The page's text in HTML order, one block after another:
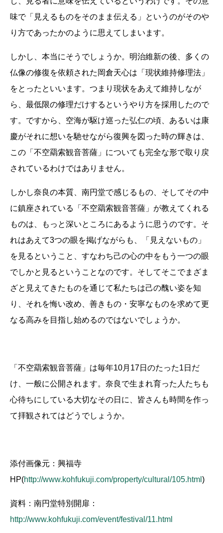
味で「見えるものをそのまま伝える」というのがそのや
り方であったかのように思えてしまいます。
しかし、本当にそうでしょうか。明治維新の後、多くの
仏像の修復を依頼された岡倉天心は「現状維持修理法」
をとったといいます。つまり現状をあえて維持しなが
ら、最低限の修理だけするというやり方を採用したので
す。ですから、空海が駆け巡った弘仁の頃、あるいは康
慶がそれに想いを馳せながら復興を図った時の輝きは、
この「不空羂索観音菩薩」についても完全な形で取り戻
されているわけではありません。
しかし奈良の本質、南円堂で感じるもの、そしてその中
に鎮座されている「不空羂索観音菩薩」が教えてくれる
ものは、もっと深いところにあるように思うのです。そ
れはあえて3つの眼を掲げながらも、「見えないもの」
を見るということ、すなわち己の心の中をもう一つの眼
でしかと見るということなのです。そしてそこでまざま
ざと見えてきたものを通じて私たちは己の醜い姿を知
り、それを悔い改め、善きもの・安寧なものを求めて更
なる高みを目指し始めるのではないでしょうか。
「不空羂索観音菩薩」は毎年10月17日のたった1日だ
け、一般に公開されます。奈良で生まれ育った人たちも
心待ちにしている大切なその日に、皆さんも時間を作っ
て拝観されてはどうでしょうか。
添付画像元：興福寺
HP(http://www.kohfukuji.com/property/cultural/105.html )
資料：南円堂特別開扉：
http://www.kohfukuji.com/event/festival/11.html